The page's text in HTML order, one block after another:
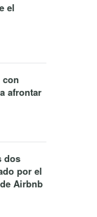
el
afrontar
dos
por el
Airbnb